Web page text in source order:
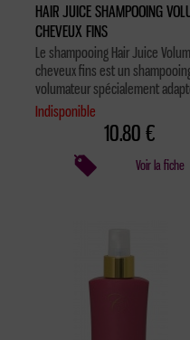
HAIR JUICE SHAMPOOING
CHEVEUX FINS
Le shampooing Hair Juice
cheveux fins est un
volumateur spécialement
Indisponible
10.80 €
Voir la fiche